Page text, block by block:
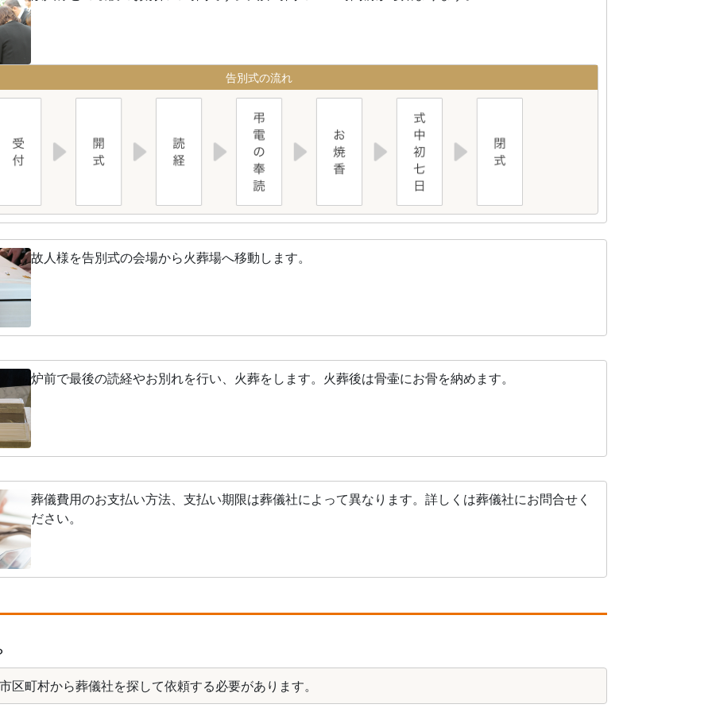
告別式の流れ
故人様を告別式の会場から火葬場へ移動します。
炉前で最後の読経やお別れを行い、火葬をします。火葬後は骨壷にお骨を納めます。
葬儀費用のお支払い方法、支払い期限は葬儀社によって異なります。詳しくは葬儀社にお問合せく
ださい。
町村から葬儀社を探して依頼する必要があります。